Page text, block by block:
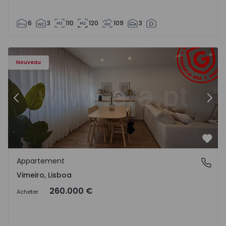
6 3 110 120 109 3
Nouveau
Appartement T1 Lourinhã, Vimeiro - 1575406 - 1
Précédent
Vimeiro, Lisboa
Appartement
Vimeiro, Lisboa
Acheter 260.000 €